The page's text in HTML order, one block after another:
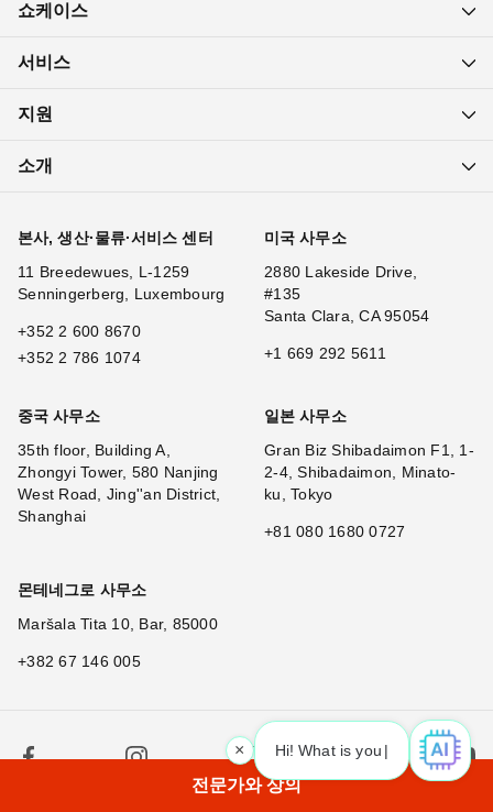
Hi! What is your request? 👀 |
×
쇼케이스
서비스
지원
소개
본사, 생산·물류·서비스 센터
11 Breedewues, L-1259
Senningerberg, Luxembourg
+352 2 600 8670
+352 2 786 1074
미국 사무소
2880 Lakeside Drive,
#135
Santa Clara, CA 95054
+1 669 292 5611
중국 사무소
35th floor, Building A,
Zhongyi Tower, 580 Nanjing
West Road, Jing''an District,
Shanghai
일본 사무소
Gran Biz Shibadaimon F1, 1-
2-4, Shibadaimon, Minato-
ku, Tokyo
+81 080 1680 0727
몬테네그로 사무소
Maršala Tita 10, Bar, 85000
+382 67 146 005
전문가와 상의